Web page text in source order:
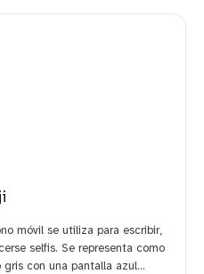
móvil se utiliza para escribir,
selfis. Se representa como
con una pantalla azul…